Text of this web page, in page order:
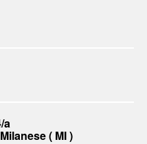
a
( MI )